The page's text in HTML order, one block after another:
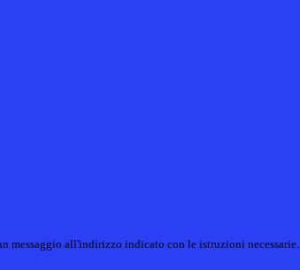
messaggio all'indirizzo indicato con le istruzioni necessarie.